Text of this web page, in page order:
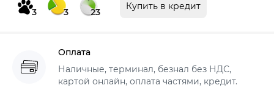
3 3 23
Купить в кредит
Оплата
Наличные, терминал, безнал без НДС,
картой онлайн, оплата частями, кредит.